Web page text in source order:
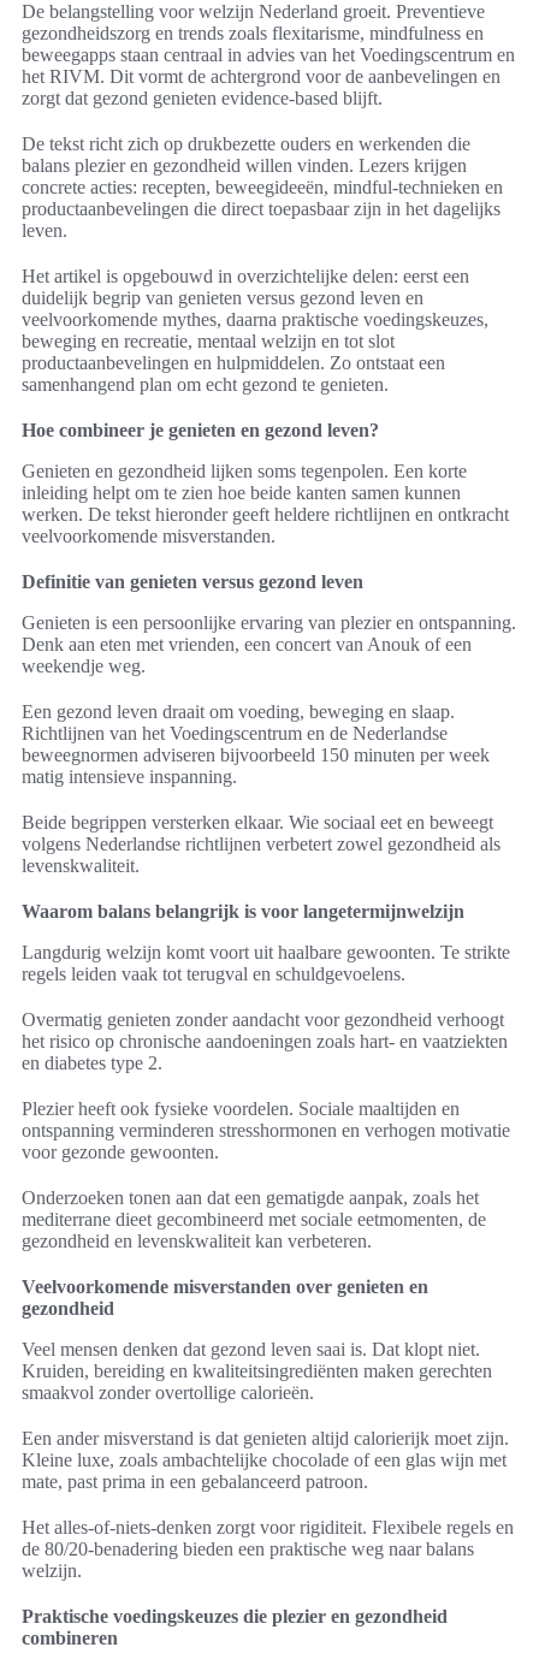
De belangstelling voor welzijn Nederland groeit. Preventieve
gezondheidszorg en trends zoals flexitarisme, mindfulness en
beweegapps staan centraal in advies van het Voedingscentrum en
het RIVM. Dit vormt de achtergrond voor de aanbevelingen en
zorgt dat gezond genieten evidence-based blijft.
De tekst richt zich op drukbezette ouders en werkenden die
balans plezier en gezondheid willen vinden. Lezers krijgen
concrete acties: recepten, beweegideeën, mindful-technieken en
productaanbevelingen die direct toepasbaar zijn in het dagelijks
leven.
Het artikel is opgebouwd in overzichtelijke delen: eerst een
duidelijk begrip van genieten versus gezond leven en
veelvoorkomende mythes, daarna praktische voedingskeuzes,
beweging en recreatie, mentaal welzijn en tot slot
productaanbevelingen en hulpmiddelen. Zo ontstaat een
samenhangend plan om echt gezond te genieten.
Hoe combineer je genieten en gezond leven?
Genieten en gezondheid lijken soms tegenpolen. Een korte
inleiding helpt om te zien hoe beide kanten samen kunnen
werken. De tekst hieronder geeft heldere richtlijnen en ontkracht
veelvoorkomende misverstanden.
Definitie van genieten versus gezond leven
Genieten is een persoonlijke ervaring van plezier en ontspanning.
Denk aan eten met vrienden, een concert van Anouk of een
weekendje weg.
Een gezond leven draait om voeding, beweging en slaap.
Richtlijnen van het Voedingscentrum en de Nederlandse
beweegnormen adviseren bijvoorbeeld 150 minuten per week
matig intensieve inspanning.
Beide begrippen versterken elkaar. Wie sociaal eet en beweegt
volgens Nederlandse richtlijnen verbetert zowel gezondheid als
levenskwaliteit.
Waarom balans belangrijk is voor langetermijnwelzijn
Langdurig welzijn komt voort uit haalbare gewoonten. Te strikte
regels leiden vaak tot terugval en schuldgevoelens.
Overmatig genieten zonder aandacht voor gezondheid verhoogt
het risico op chronische aandoeningen zoals hart- en vaatziekten
en diabetes type 2.
Plezier heeft ook fysieke voordelen. Sociale maaltijden en
ontspanning verminderen stresshormonen en verhogen motivatie
voor gezonde gewoonten.
Onderzoeken tonen aan dat een gematigde aanpak, zoals het
mediterrane dieet gecombineerd met sociale eetmomenten, de
gezondheid en levenskwaliteit kan verbeteren.
Veelvoorkomende misverstanden over genieten en
gezondheid
Veel mensen denken dat gezond leven saai is. Dat klopt niet.
Kruiden, bereiding en kwaliteitsingrediënten maken gerechten
smaakvol zonder overtollige calorieën.
Een ander misverstand is dat genieten altijd calorierijk moet zijn.
Kleine luxe, zoals ambachtelijke chocolade of een glas wijn met
mate, past prima in een gebalanceerd patroon.
Het alles-of-niets-denken zorgt voor rigiditeit. Flexibele regels en
de 80/20-benadering bieden een praktische weg naar balans
welzijn.
Praktische voedingskeuzes die plezier en gezondheid
combineren